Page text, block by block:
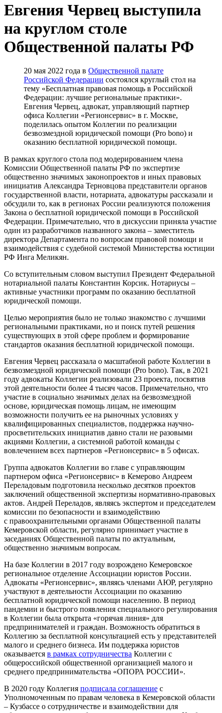
Евгения Червец выступила
на круглом столе
Общественной палаты РФ
20 мая 2022 года в Общественной палате
Российской Федерации состоялся круглый стол на
тему «Бесплатная правовая помощь в Российской
Федерации: лучшие региональные практики».
Евгения Червец, адвокат, управляющий партнер
офиса Коллегии «Регионсервис» в г. Москве,
поделилась опытом Коллегии по реализации
безвозмездной юридической помощи (Pro bono) и
оказанию бесплатной юридической помощи.
В рамках круглого стола под модерированием члена
Комиссии Общественной палаты РФ по экспертизе
общественно значимых законопроектов и иных правовых
инициатив Александра Терновцова представители органов
государственной власти, нотариата, адвокатуры рассказали и
обсудили то, как в регионах России реализуются положения
Закона о бесплатной юридической помощи в Российской
Федерации. Примечательно, что в дискуссии приняла участие
один из разработчиков названного закона – заместитель
директора Департамента по вопросам правовой помощи и
взаимодействия с судебной системой Министерства юстиции
РФ Инга Меликян.
Со вступительным словом выступил Президент Федеральной
нотариальной палаты Константин Корсик. Нотариусы –
активные участники программ по оказанию бесплатной
юридической помощи.
Целью мероприятия было не только знакомство с лучшими
региональными практиками, но и поиск путей решения
существующих в этой сфере проблем и формирование
стандартов оказания бесплатной юридической помощи.
Евгения Червец рассказала о масштабной работе Коллегии в
безвозмездной юридической помощи (Pro bono). Так, в 2021
году адвокаты Коллегии реализовали 23 проекта, посвятив
этой деятельности более 4 тысяч часов. Примечательно, что
участие в социально значимых делах на безвозмездной
основе, юридическая помощь лицам, не имеющим
возможности получить ее на рыночных условиях у
квалифицированных специалистов, поддержка научно-
просветительских инициатив давно стали не разовыми
акциями Коллегии, а системной работой команды с
вовлечением всех партнеров «Регионсервис» в 5 офисах.
Группа адвокатов Коллегии во главе с управляющим
партнером офиса «Регионсервис» в Кемерово Андреем
Переладовым подготовила несколько десятков проектов
заключений общественной экспертизы нормативно-правовых
актов. Андрей Переладов, являясь экспертом и председателем
комиссии по безопасности и взаимодействию
с правоохранительными органами Общественной палаты
Кемеровской области, регулярно принимает участие в
заседаниях Общественной палаты по актуальным,
общественно значимым вопросам.
На базе Коллегии в 2017 году возрождено Кемеровское
региональное отделение Ассоциации юристов России.
Адвокаты «Регионсервис», являясь членами АЮР, регулярно
участвуют в деятельности Ассоциации по оказанию
бесплатной юридической помощи населению. В период
пандемии и быстрого появления специального регулирования
в Коллегии была открыта «горячая линия» для
предпринимателей и граждан. Возможность обратиться в
Коллегию за бесплатной консультацией есть у представителей
малого и среднего бизнеса. Им поддержка юристов
оказывается в рамках сотрудничества Коллегии с
общероссийской общественной организацией малого и
среднего предпринимательства «ОПОРА РОССИИ».
В 2020 году Коллегия подписала соглашение с
Уполномоченным по правам человека в Кемеровской области
– Кузбассе о сотрудничестве и взаимодействии для